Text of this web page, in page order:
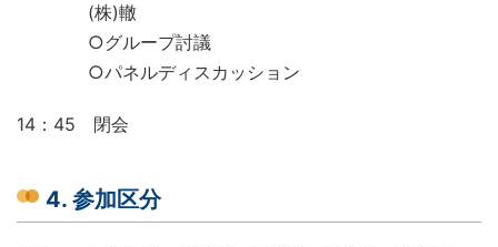
(株)轍
○グループ討議
○パネルディスカッション
14：45 閉会
4. 参加区分